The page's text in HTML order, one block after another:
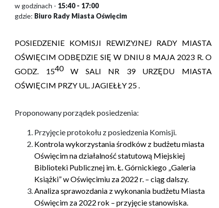
w godzinach - 15:40 - 17:00
gdzie: Biuro Rady Miasta Oświęcim
POSIEDZENIE KOMISJI REWIZYJNEJ RADY MIASTA
OŚWIĘCIM ODBĘDZIE SIĘ W DNIU8 MAJA 2023 R. O
GODZ. 1540 W SALI NR 39URZĘDU MIASTA
OŚWIĘCIM PRZY UL. JAGIEŁŁY 25.
Proponowany porządek posiedzenia:
Przyjęcie protokołu z posiedzenia Komisji.
Kontrola wykorzystania środków z budżetu miasta
Oświęcimna działalność statutową Miejskiej
Biblioteki Publicznej im. Ł. Górnickiego „Galeria
Książki” w Oświęcimiu za 2022 r. – ciąg dalszy.
Analiza sprawozdania z wykonania budżetu Miasta
Oświęcim za 2022 rok – przyjęcie stanowiska.